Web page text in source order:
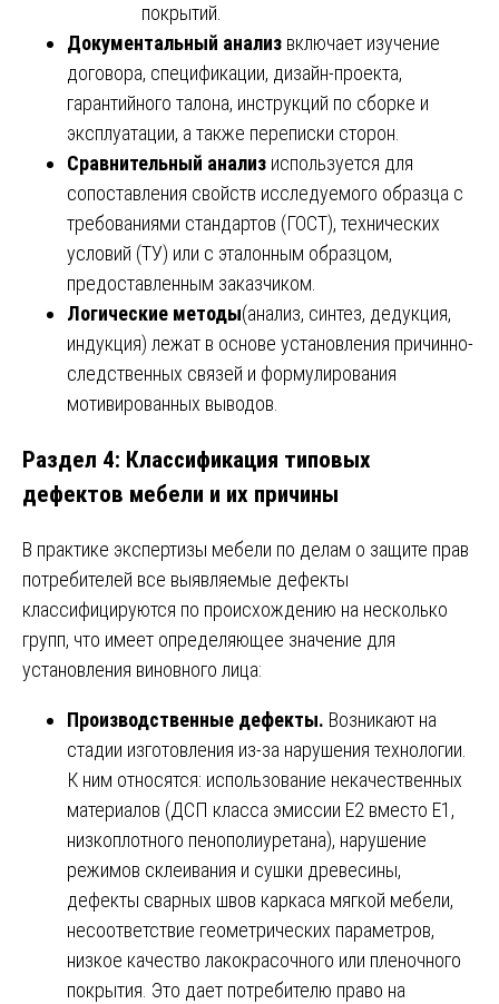
покрытий.
Документальный анализ включает изучение
договора, спецификации, дизайн-проекта,
гарантийного талона, инструкций по сборке и
эксплуатации, а также переписки сторон.
Сравнительный анализ используется для
сопоставления свойств исследуемого образца с
требованиями стандартов (ГОСТ), технических
условий (ТУ) или с эталонным образцом,
предоставленным заказчиком.
Логические методы(анализ, синтез, дедукция,
индукция) лежат в основе установления причинно-
следственных связей и формулирования
мотивированных выводов.
Раздел 4: Классификация типовых
дефектов мебели и их причины
В практике экспертизы мебели по делам о защите прав
потребителей все выявляемые дефекты
классифицируются по происхождению на несколько
групп, что имеет определяющее значение для
установления виновного лица:
Производственные дефекты. Возникают на
стадии изготовления из-за нарушения технологии.
К ним относятся: использование некачественных
материалов (ДСП класса эмиссии Е2 вместо Е1,
низкоплотного пенополиуретана), нарушение
режимов склеивания и сушки древесины,
дефекты сварных швов каркаса мягкой мебели,
несоответствие геометрических параметров,
низкое качество лакокрасочного или пленочного
покрытия. Это дает потребителю право на